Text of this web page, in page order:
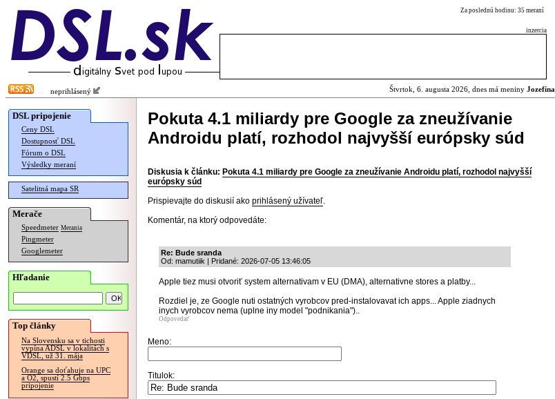
Za poslednú hodinu: 35 meraní
inzercia
neprihlásený Štvrtok, 6. augusta 2026, dnes má meniny Jozefína
DSL pripojenie
Ceny DSL
Dostupnosť DSL
Fórum o DSL
Výsledky meraní
Satelitná mapa SR
Merače
Speedmeter Merania
Pingmeter
Googlemeter
Hľadanie
Top články
Na Slovensku sa v tichosti
vypína ADSL v lokalitách s
VDSL, už 31. mája
Orange sa doťahuje na UPC
a O2, spustí 2.5 Gbps
pripojenie
Pokuta 4.1 miliardy pre Google za zneužívanie
Androidu platí, rozhodol najvyšší európsky súd
Diskusia k článku: Pokuta 4.1 miliardy pre Google za zneužívanie Androidu platí, rozhodol najvyšší
európsky súd
Prispievajte do diskusií ako prihlásený užívateľ.
Komentár, na ktorý odpovedáte:
Re: Bude sranda
Od: mamutiik | Pridané: 2026-07-05 13:46:05
Apple tiez musi otvoriť system alternativam v EU (DMA), alternativne stores a platby...
Rozdiel je, ze Google nuti ostatných vyrobcov pred-instalovavat ich apps... Apple ziadnych
inych vyrobcov nema (uplne iny model "podnikania")..
Odpovedať
Meno:
Titulok: